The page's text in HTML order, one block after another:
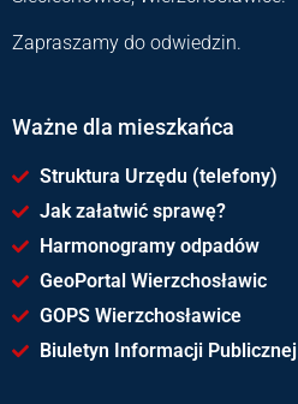
Zapraszamy do odwiedzin.
Ważne dla mieszkańca
Struktura Urzędu (telefony)
Jak załatwić sprawę?
Harmonogramy odpadów
GeoPortal Wierzchosławic
GOPS Wierzchosławice
Biuletyn Informacji Publicznej